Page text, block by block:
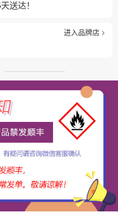
送达！
进入品牌店